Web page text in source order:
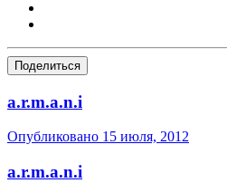
Поделиться
a.r.m.a.n.i
Опубликовано 15 июля, 2012
a.r.m.a.n.i